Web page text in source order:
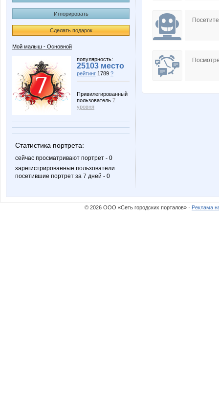
Игнорировать
Сделать подарок
Мой малыш - Основной
популярность:
25103 место
рейтинг 1789 ?
Привилегированный
пользователь 7
уровня
Статистика портрета:
сейчас просматривают портрет - 0
зарегистрированные пользователи
посетившие портрет за 7 дней - 0
Obuvenok
anusha21 avt-nat
© 2026 ООО «Сеть городских порталов» · Реклама